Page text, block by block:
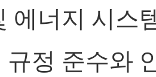
에너지 시스
규정 준수와